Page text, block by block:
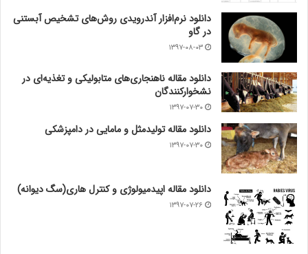
دانلود نرم‌افزار آندرویدی روش‌های تشخیص آبستنی
در گاو
۱۳۹۷-۰۸-۰۳
دانلود مقاله ناهنجاری‌های متابولیکی و تغذیه‌ای در
نشخوارکنندگان
۱۳۹۷-۰۷-۳۰
دانلود مقاله تولیدمثل و مامایی در دامپزشکی
۱۳۹۷-۰۷-۳۰
دانلود مقاله اپیدمیولوژی و کنترل هاری(سگ دیوانه)
۱۳۹۷-۰۷-۲۶